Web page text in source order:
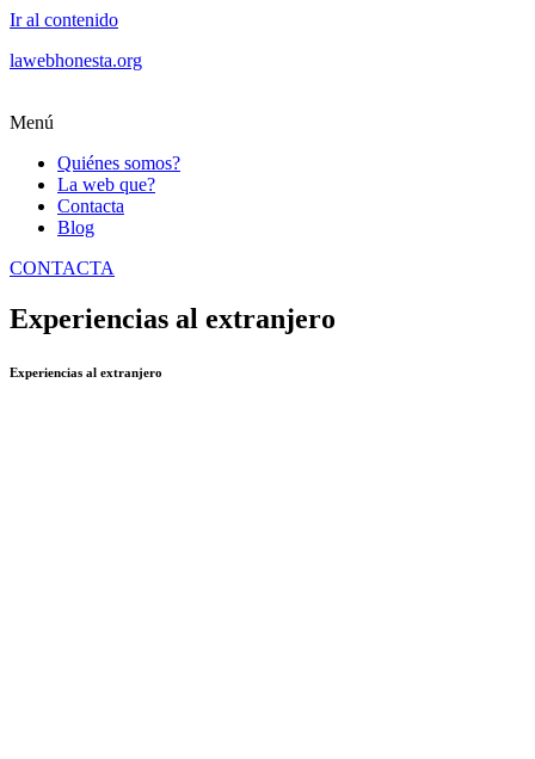
Ir al contenido
lawebhonesta.org
Menú
Quiénes somos?
La web que?
Contacta
Blog
CONTACTA
Experiencias al extranjero
Experiencias al extranjero